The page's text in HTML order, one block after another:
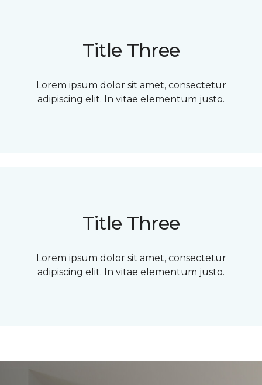
Title Three
Lorem ipsum dolor sit amet, consectetur
adipiscing elit. In vitae elementum justo.
Title Three
Lorem ipsum dolor sit amet, consectetur
adipiscing elit. In vitae elementum justo.